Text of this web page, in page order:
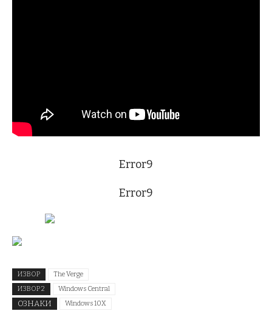
Error9
Error9
ИЗВОР
The Verge
ИЗВОР 2
Windows Central
ОЗНАКИ Windows 10X